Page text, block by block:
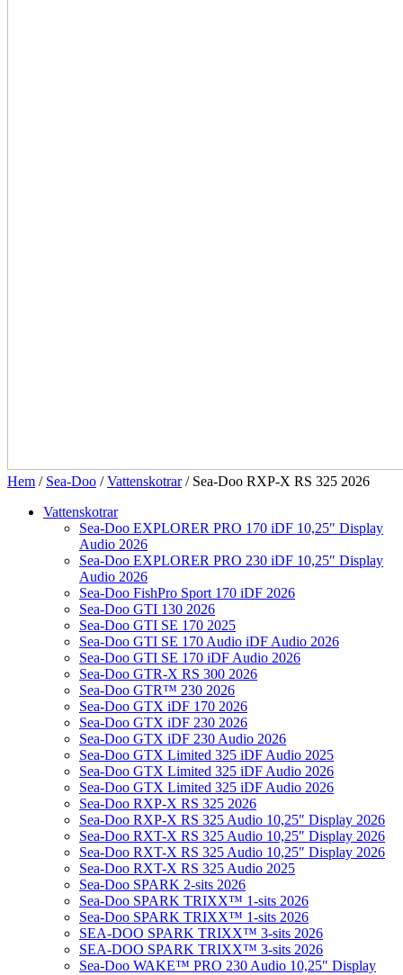
Hem / Sea-Doo /Vattenskotrar/ Sea-Doo RXP-X RS 325 2026
Vattenskotrar
Sea-Doo EXPLORER PRO 170 iDF 10,25″ Display
Audio 2026
Sea-Doo EXPLORER PRO 230 iDF 10,25″ Display
Audio 2026
Sea-Doo FishPro Sport 170 iDF 2026
Sea-Doo GTI 130 2026
Sea-Doo GTI SE 170 2025
Sea-Doo GTI SE 170 Audio iDF Audio 2026
Sea-Doo GTI SE 170 iDF Audio 2026
Sea-Doo GTR-X RS 300 2026
Sea-Doo GTR™ 230 2026
Sea-Doo GTX iDF 170 2026
Sea-Doo GTX iDF 230 2026
Sea-Doo GTX iDF 230 Audio 2026
Sea-Doo GTX Limited 325 iDF Audio 2025
Sea-Doo GTX Limited 325 iDF Audio 2026
Sea-Doo GTX Limited 325 iDF Audio 2026
Sea-Doo RXP-X RS 325 2026
Sea-Doo RXP-X RS 325 Audio 10,25″ Display 2026
Sea-Doo RXT-X RS 325 Audio 10,25″ Display 2026
Sea-Doo RXT-X RS 325 Audio 10,25″ Display 2026
Sea-Doo RXT-X RS 325 Audio 2025
Sea-Doo SPARK 2-sits 2026
Sea-Doo SPARK TRIXX™ 1-sits 2026
Sea-Doo SPARK TRIXX™ 1-sits 2026
SEA-DOO SPARK TRIXX™ 3-sits 2026
SEA-DOO SPARK TRIXX™ 3-sits 2026
Sea-Doo WAKE™ PRO 230 Audio 10,25″ Display